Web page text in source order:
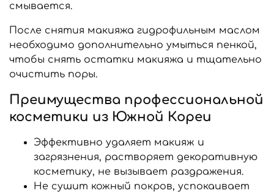
смывается.
После снятия макияжа гидрофильным маслом
необходимо дополнительно умыться пенкой,
чтобы снять остатки макияжа и тщательно
очистить поры.
Преимущества профессиональной
косметики из Южной Кореи
Эффективно удаляет макияж и
загрязнения, растворяет декоративную
косметику, не вызывает раздражения.
Не сушит кожный покров, успокаивает